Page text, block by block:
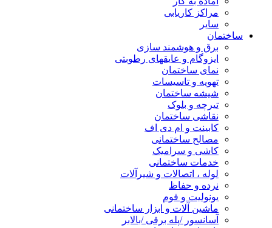
مراکز کاریابی
سایر
ساختمان
برق و هوشمند سازی
ایزوگام و عایقهای رطوبتی
نمای ساختمان
تهویه و تاسیسات
شیشه ساختمان
تیرچه و بلوک
نقاشی ساختمان
کابینت و ام دی اف
مصالح ساختمانی
کاشی و سرامیک
خدمات ساختمانی
لوله ، اتصالات و شیرآلات
نرده و حفاظ
یونولیت و فوم
ماشین آلات و ابزار ساختمانی
آسانسور /پله برقی /بالابر